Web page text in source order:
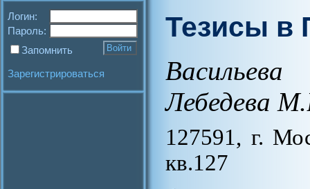
Логин:
Пароль:
Запомнить
Зарегистрироваться
Тезисы в
Лебедева
127591, г.
кв.127